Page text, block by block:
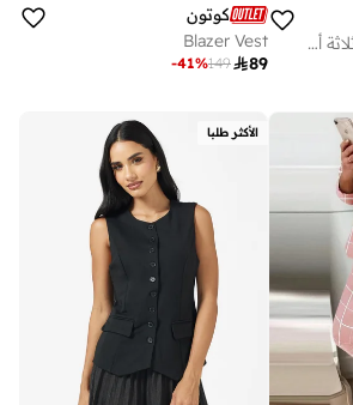
معطف مفتوح كاجوال ثلاثة أرباع
كوتون
Blazer Vest
89
149
-41%
الأكثر طلبا